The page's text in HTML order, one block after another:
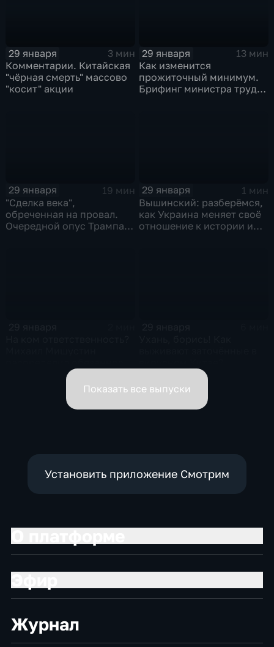
29 января
3 мин
Комментарии. Китайская
"чёрная смерть" массово
"косит" акции
29 января
13 мин
Как изменится
прожиточный минимум.
Брифинг министра труда
29 января
19 мин
"Сделка века",
обреченная на провал.
Очередной опус Трампа.
29 января
1 мин
Вышинский: разберёмся,
как Украина меняет своё
отношение к истории и
вице-премьеров
Показать все выпуски
Установить приложение Смотрим
Журнал